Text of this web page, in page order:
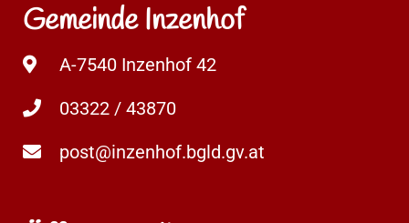
Gemeinde Inzenhof
A-7540 Inzenhof 42
03322 / 43870
post@inzenhof.bgld.gv.at